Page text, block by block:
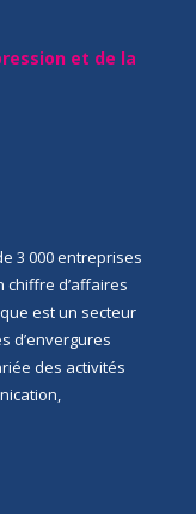
et de la
3 000 entreprises
chiffre d’affaires
est un secteur
d’envergures
des activités